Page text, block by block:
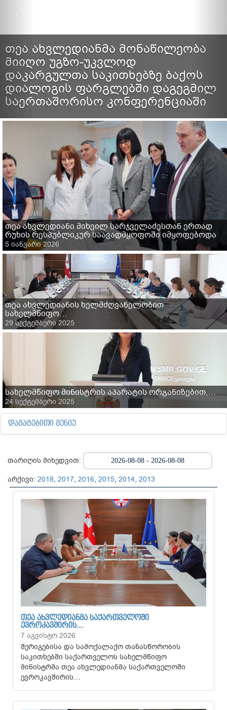
თეა ახვლედიანმა მონაწილეობა
მიიღო უგზო-უკვლოდ
დაკარგულთა საკითხებზე ბაქოს
დიალოგის ფარგლებში დაგეგმილ
საერთაშორისო კონფერენციაში
თეა ახვლედიანი მიხეილ სარჯველაძესთან ერთად
რუხის რესპუბლიკურ საავადმყოფოში იმყოფებოდა
5 იანვარი 2026
თეა ახვლედიანის ხელმძღვანელობით
სახელმწიფო…
29 სექტემბერი 2025
სახელმწიფო მინისტრის აპარატის ორგანიზებით,…
24 სექტემბერი 2025
ᲓᲐᲛᲐᲢᲔᲑᲘᲗᲘ ᲛᲔᲜᲘᲣ
თარიღის მიხედვით:
არქივი: 2018, 2017, 2016, 2015, 2014, 2013
ᲗᲔᲐ ᲐᲮᲕᲚᲔᲓᲘᲐᲜᲛᲐ ᲡᲐᲥᲐᲠᲗᲕᲔᲚᲝᲨᲘ
ᲔᲕᲠᲝᲙᲐᲕᲨᲘᲠᲘᲡ…
7 აგვისტო 2026
შერიგებისა და სამოქალაქო თანასწორობის
საკითხებში საქართველოს სახელმწიფო
მინისტრმა თეა ახვლედიანმა საქართველოში
ევროკავშირის…